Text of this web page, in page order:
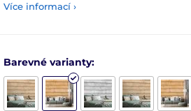
Více informací ›
Barevné varianty: